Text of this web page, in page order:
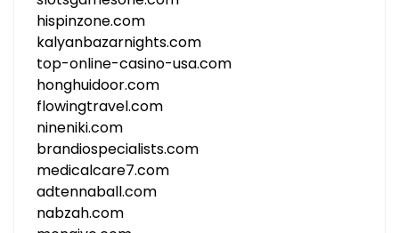
hispinzone.com
kalyanbazarnights.com
top-online-casino-usa.com
honghuidoor.com
flowingtravel.com
nineniki.com
brandiospecialists.com
medicalcare7.com
adtennaball.com
nabzah.com